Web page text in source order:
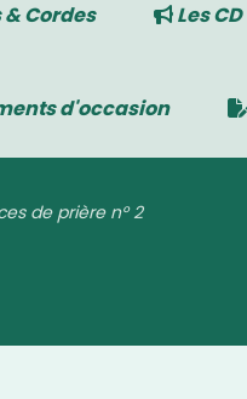
Cordes Les CD
d'occasion
de prière n° 2